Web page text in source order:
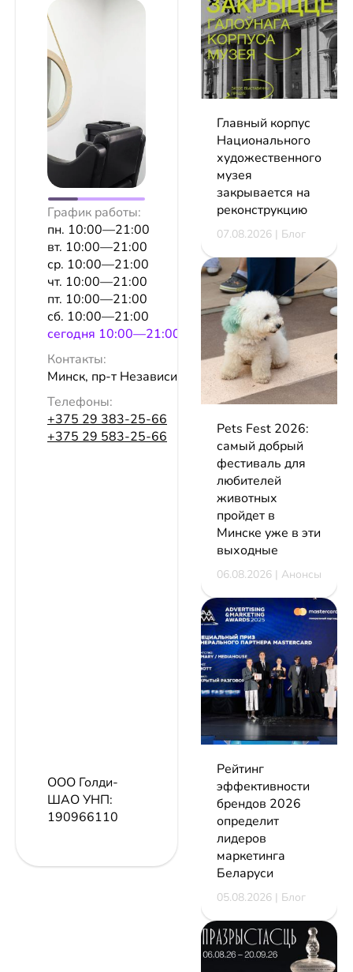
График работы:
пн. 10:00—21:00
вт. 10:00—21:00
ср. 10:00—21:00
чт. 10:00—21:00
пт. 10:00—21:00
сб. 10:00—21:00
сeгодня 10:00—21:00
Контакты:
Минск, пр-т Независимости, 39
Телефоны:
+375 29 383-25-66
+375 29 583-25-66
ООО Голди-
ШАОУНП:
190966110
Главный корпус
Национального
художественного
музея
закрывается на
реконструкцию
07.08.2026 | Блог
Pets Fest 2026:
самый добрый
фестиваль для
любителей
животных
пройдет в
Минске уже в эти
выходные
06.08.2026 | Анонсы
Рейтинг
эффективности
брендов 2026
определит
лидеров
маркетинга
Беларуси
05.08.2026 | Блог